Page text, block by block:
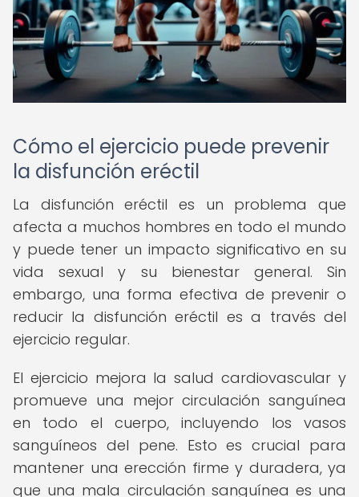
Cómo el ejercicio puede prevenir
la disfunción eréctil
La disfunción eréctil es un problema que
afecta a muchos hombres en todo el mundo
y puede tener un impacto significativo en su
vida sexual y su bienestar general. Sin
embargo, una forma efectiva de prevenir o
reducir la disfunción eréctil es a través del
ejercicio regular.
El ejercicio mejora la salud cardiovascular y
promueve una mejor circulación sanguínea
en todo el cuerpo, incluyendo los vasos
sanguíneos del pene. Esto es crucial para
mantener una erección firme y duradera, ya
que una mala circulación sanguínea es una